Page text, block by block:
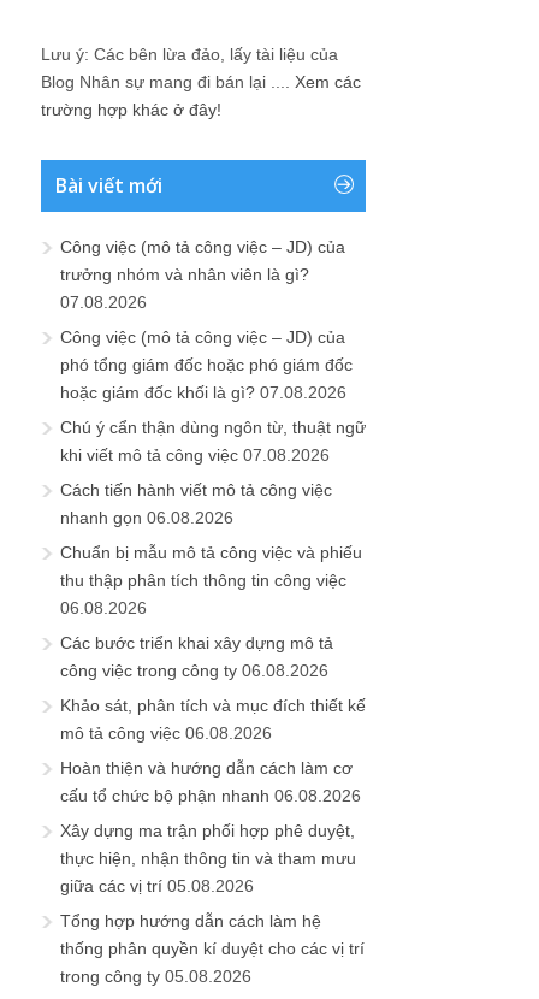
Lưu ý: Các bên lừa đảo, lấy tài liệu của
Blog Nhân sự mang đi bán lại .... Xem các
trường hợp khác ở đây!
Bài viết mới
Công việc (mô tả công việc – JD) của
trưởng nhóm và nhân viên là gì?
07.08.2026
Công việc (mô tả công việc – JD) của
phó tổng giám đốc hoặc phó giám đốc
hoặc giám đốc khối là gì? 07.08.2026
Chú ý cẩn thận dùng ngôn từ, thuật ngữ
khi viết mô tả công việc 07.08.2026
Cách tiến hành viết mô tả công việc
nhanh gọn 06.08.2026
Chuẩn bị mẫu mô tả công việc và phiếu
thu thập phân tích thông tin công việc
06.08.2026
Các bước triển khai xây dựng mô tả
công việc trong công ty 06.08.2026
Khảo sát, phân tích và mục đích thiết kế
mô tả công việc 06.08.2026
Hoàn thiện và hướng dẫn cách làm cơ
cấu tổ chức bộ phận nhanh 06.08.2026
Xây dựng ma trận phối hợp phê duyệt,
thực hiện, nhận thông tin và tham mưu
giữa các vị trí 05.08.2026
Tổng hợp hướng dẫn cách làm hệ
thống phân quyền kí duyệt cho các vị trí
trong công ty 05.08.2026